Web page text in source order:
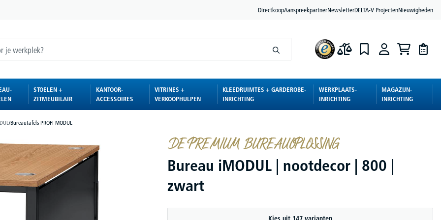
DirectkoopAanspreekpartnerNewsletterDELTA-V ProjectenNieuwigheden
STOELEN +
ZITMEUBILAIR
KANTOOR-
ACCESSOIRES
VITRINES +
VERKOOPHULPEN
KLEEDRUIMTES + GARDEROBE-
INRICHTING
WERKPLAATS-
INRICHTING
MAGAZIJN-
INRICHTING
/Bureautafels PROFI MODUL
DE PREMIUM BUREAUOPLOSSING
Bureau iMODUL | nootdecor | 800 |
zwart